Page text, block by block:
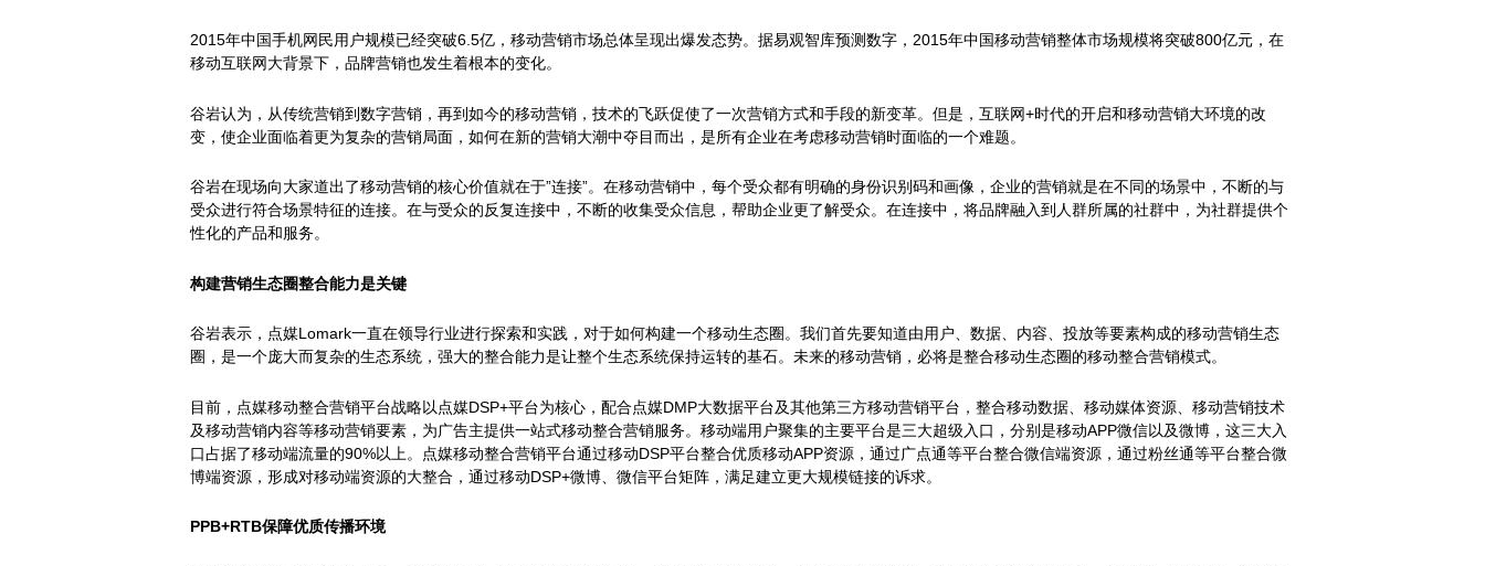
2015年中国手机网民用户规模已经突破6.5亿，移动营销市场总体呈现出爆发态势。据易观智库预测数字，2015年中国移动营销整体市场规模将突破800亿元，在
移动互联网大背景下，品牌营销也发生着根本的变化。
谷岩认为，从传统营销到数字营销，再到如今的移动营销，技术的飞跃促使了一次营销方式和手段的新变革。但是，互联网+时代的开启和移动营销大环境的改
变，使企业面临着更为复杂的营销局面，如何在新的营销大潮中夺目而出，是所有企业在考虑移动营销时面临的一个难题。
谷岩在现场向大家道出了移动营销的核心价值就在于”连接”。在移动营销中，每个受众都有明确的身份识别码和画像，企业的营销就是在不同的场景中，不断的与
受众进行符合场景特征的连接。在与受众的反复连接中，不断的收集受众信息，帮助企业更了解受众。在连接中，将品牌融入到人群所属的社群中，为社群提供个
性化的产品和服务。
构建营销生态圈整合能力是关键
谷岩表示，点媒Lomark一直在领导行业进行探索和实践，对于如何构建一个移动生态圈。我们首先要知道由用户、数据、内容、投放等要素构成的移动营销生态
圈，是一个庞大而复杂的生态系统，强大的整合能力是让整个生态系统保持运转的基石。未来的移动营销，必将是整合移动生态圈的移动整合营销模式。
目前，点媒移动整合营销平台战略以点媒DSP+平台为核心，配合点媒DMP大数据平台及其他第三方移动营销平台，整合移动数据、移动媒体资源、移动营销技术
及移动营销内容等移动营销要素，为广告主提供一站式移动整合营销服务。移动端用户聚集的主要平台是三大超级入口，分别是移动APP微信以及微博，这三大入
口占据了移动端流量的90%以上。点媒移动整合营销平台通过移动DSP平台整合优质移动APP资源，通过广点通等平台整合微信端资源，通过粉丝通等平台整合微
博端资源，形成对移动端资源的大整合，通过移动DSP+微博、微信平台矩阵，满足建立更大规模链接的诉求。
PPB+RTB保障优质传播环境